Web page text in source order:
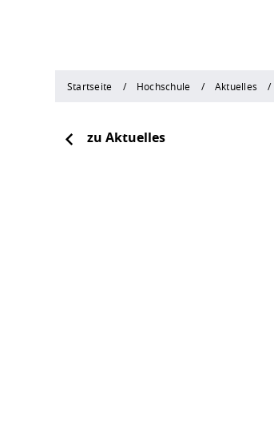
Startseite Hochschule Aktuelles
zu Aktuelles